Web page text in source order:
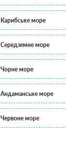
Карибське море
Середземне море
Чорне море
Андаманське море
Червоне море